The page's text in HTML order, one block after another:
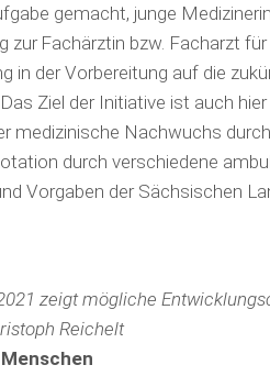
ge­macht, junge
zur Fachärztin bzw. Facharzt
in der Vorbereitung auf die
Ziel der Initiative ist auch
medizinische Nach­wuchs
durch verschiedene
Vor­gaben der Sächsischen
zeigt mögliche
Reichelt